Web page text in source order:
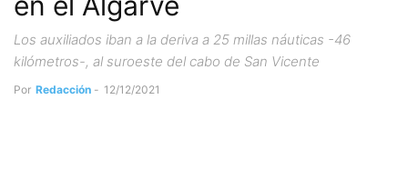
Los auxiliados iban a la deriva a 25 millas náuticas -46
kilómetros-, al suroeste del cabo de San Vicente
Por Redacción - 12/12/2021